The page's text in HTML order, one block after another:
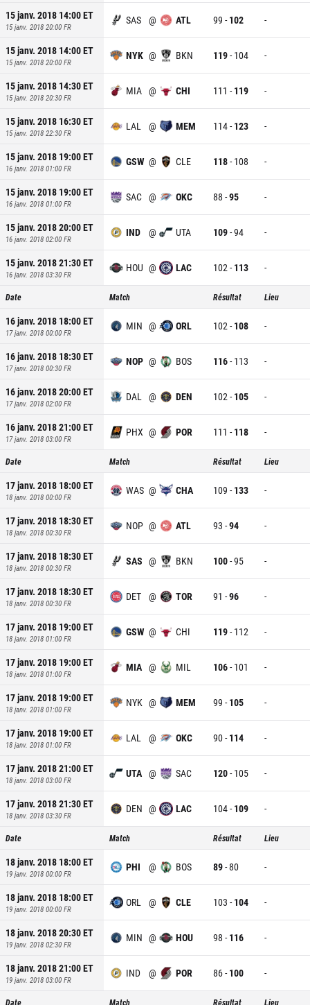
15 janv. 2018 14:00ET
15 janv. 2018 20:00 FR
SAS @ ATL 99 - 102 -
15 janv. 2018 14:00ET
15 janv. 2018 20:00 FR
NYK @ BKN 119- 104 -
15 janv. 2018 14:30ET
15 janv. 2018 20:30 FR
MIA @ CHI 111 - 119 -
15 janv. 2018 16:30ET
15 janv. 2018 22:30 FR
LAL @ MEM 114- 123 -
15 janv. 2018 19:00ET
16 janv. 2018 01:00 FR
GSW @ CLE 118- 108 -
15 janv. 2018 19:00ET
16 janv. 2018 01:00 FR
SAC @ OKC 88 -95 -
15 janv. 2018 20:00ET
16 janv. 2018 02:00 FR
IND @ UTA 109-94 -
15 janv. 2018 21:30ET
16 janv. 2018 03:30 FR
HOU @ LAC 102- 113 -
Date Match Résultat Lieu
16 janv. 2018 18:00ET
17 janv. 2018 00:00 FR
MIN @ ORL 102- 108 -
16 janv. 2018 18:30ET
17 janv. 2018 00:30 FR
NOP @ BOS 116- 113 -
16 janv. 2018 20:00ET
17 janv. 2018 02:00 FR
DAL @ DEN 102- 105 -
16 janv. 2018 21:00ET
17 janv. 2018 03:00 FR
PHX @ POR 111 - 118 -
Date Match Résultat Lieu
17 janv. 2018 18:00ET
18 janv. 2018 00:00 FR
WAS @ CHA 109 - 133 -
17 janv. 2018 18:30ET
18 janv. 2018 00:30 FR
NOP @ ATL 93 -94 -
17 janv. 2018 18:30ET
18 janv. 2018 00:30 FR
SAS @ BKN 100-95 -
17 janv. 2018 18:30ET
18 janv. 2018 00:30 FR
DET @ TOR 91 -96 -
17 janv. 2018 19:00ET
18 janv. 2018 01:00 FR
GSW @ CHI 119- 112 -
17 janv. 2018 19:00ET
18 janv. 2018 01:00 FR
MIA @ MIL 106- 101 -
17 janv. 2018 19:00ET
18 janv. 2018 01:00 FR
NYK @ MEM 99 - 105 -
17 janv. 2018 19:00ET
18 janv. 2018 01:00 FR
LAL @ OKC 90- 114 -
17 janv. 2018 21:00ET
18 janv. 2018 03:00 FR
UTA @ SAC 120- 105 -
17 janv. 2018 21:30ET
18 janv. 2018 03:30 FR
DEN @ LAC 104- 109 -
Date Match Résultat Lieu
18 janv. 2018 18:00ET
19 janv. 2018 00:00 FR
PHI @ BOS 89-80 -
18 janv. 2018 18:00ET
19 janv. 2018 00:00 FR
ORL @ CLE 103 - 104 -
18 janv. 2018 20:30ET
19 janv. 2018 02:30 FR
MIN @ HOU 98 - 116 -
18 janv. 2018 21:00ET
19 janv. 2018 03:00 FR
IND @ POR 86- 100 -
Date Match Résultat Lieu